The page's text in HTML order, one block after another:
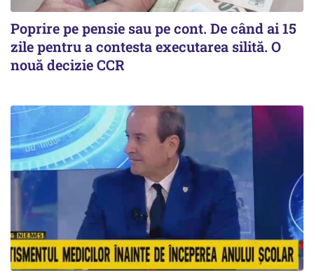
Poprire pe pensie sau pe cont. De când ai 15
zile pentru a contesta executarea silită. O
nouă decizie CCR